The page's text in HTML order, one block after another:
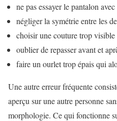
ne pas essayer le pantalon
négliger la symétrie entre les
choisir une couture trop visible
oublier de repasser avant et
faire un ourlet trop épais qui
Une autre erreur fréquente
aperçu sur une autre personne
morphologie. Ce qui fonctionne